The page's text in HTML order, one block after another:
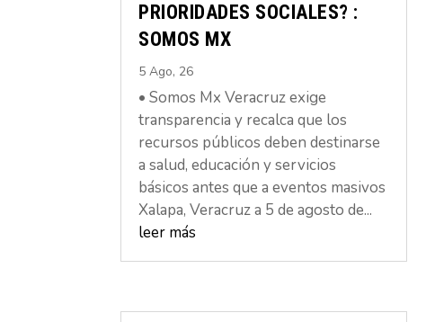
PRIORIDADES SOCIALES? :
SOMOS MX
5 Ago, 26
• Somos Mx Veracruz exige
transparencia y recalca que los
recursos públicos deben destinarse
a salud, educación y servicios
básicos antes que a eventos masivos
Xalapa, Veracruz a 5 de agosto de...
leer más